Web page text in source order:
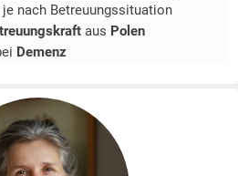
je nach Betreuungssituation
aus Polen
Demenz